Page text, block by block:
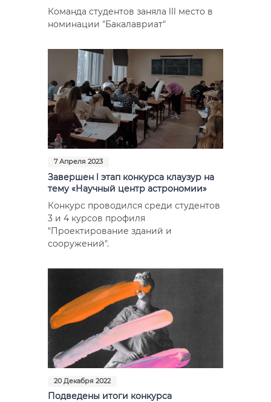
Команда студентов заняла lll место в
номинации "Бакалавриат"
7 Апреля 2023
Завершен l этап конкурса клаузур на
тему «Научный центр астрономии»
Конкурс проводился среди студентов
3 и 4 курсов профиля
"Проектирование зданий и
сооружений".
20 Декабря 2022
Подведены итоги конкурса